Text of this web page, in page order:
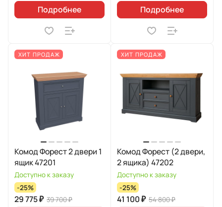
Подробнее Подробнее
ХИТ ПРОДАЖ
Комод Форест 2 двери 1
ящик 47201
Доступно к заказу
-25%
29 775 ₽ 39 700 ₽
ХИТ ПРОДАЖ
Комод Форест (2 двери,
2 ящика) 47202
Доступно к заказу
-25%
41 100 ₽ 54 800 ₽